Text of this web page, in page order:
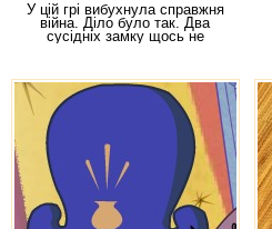
У цій грі вибухнула справжня
війна. Діло було так. Два
сусідніх замку щось не